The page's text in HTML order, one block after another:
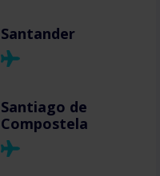
Santander
Santiago de
Compostela